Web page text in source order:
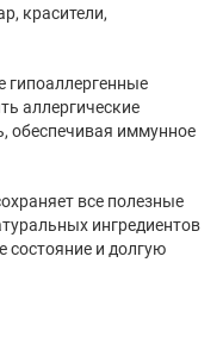
красители,
гипоаллергенные
аллергические
обеспечивая иммунное
все полезные
ингредиентов
состояние и долгую